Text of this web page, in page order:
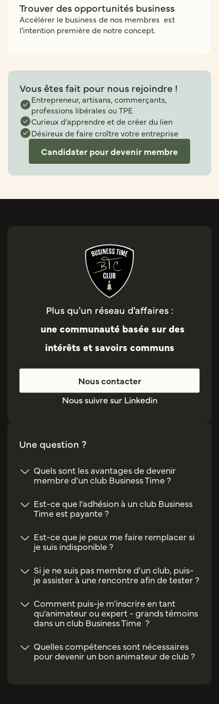
Trouver des opportunités business
Accélérer le business de nos membres est
l’intention première de notre concept.
Vous êtes fait pour nous rejoindre !
Entrepreneur, artisans, commerçants,
professions libérales ou TPE
Curieux d'apprendre et de créer du lien
Désireux de faire croître votre entreprise
Candidater pour devenir membre
Plus qu'un réseau d'affaires :
une communauté basée sur des
intérêts et savoirs communs
Nous contacter
Nous suivre sur Linkedin
Une question ?
Quels sont les avantages de devenir
membre d'un club Business Time ?
Est-ce que l'adhésion à un club Business
Time est payante ?
Est-ce que je peux me faire remplacer si
je suis indisponible ?
Si je ne suis pas membre d'un club, puis-
je assister à une rencontre afin de tester ?
Comment puis-je m'inscrire en tant
qu'animateur ou expert - grands témoins
dans un club Business Time ?
Quelles compétences sont nécessaires
pour devenir un bon animateur de club ?